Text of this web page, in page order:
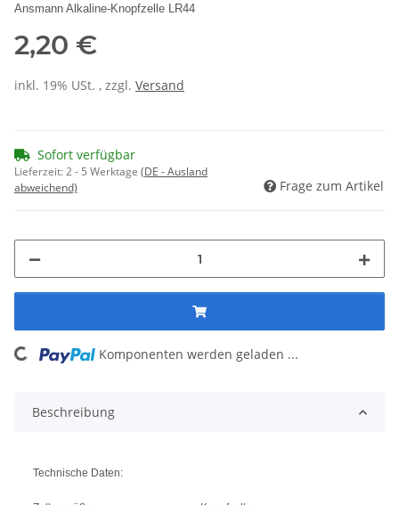
Ansmann Alkaline-Knopfzelle LR44
2,20 €
inkl. 19% USt. , zzgl. Versand
Sofort verfügbar
Lieferzeit:2 - 5 Werktage (DE - Ausland
abweichend)
Frage zum Artikel
Loading... Komponenten werden geladen ...
Beschreibung
Technische Daten: